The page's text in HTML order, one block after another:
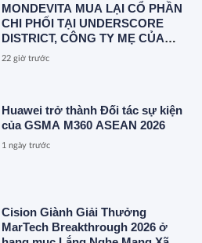
MONDEVITA MUA LẠI CỔ PHẦN
CHI PHỐI TẠI UNDERSCORE
DISTRICT, CÔNG TY MẸ CỦA
MAGLIANO, ĐÁNH DẤU BƯỚC
22 giờ trước
Huawei trở thành Đối tác sự kiện
của GSMA M360 ASEAN 2026
1 ngày trước
Cision Giành Giải Thưởng
MarTech Breakthrough 2026 ở